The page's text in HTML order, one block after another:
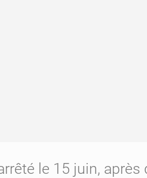
le 15 juin,